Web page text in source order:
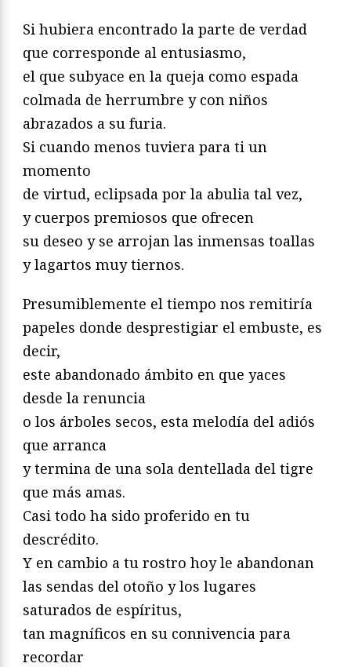
Si hubiera encontrado la parte de verdad
que corresponde al entusiasmo,
el que subyace en la queja como espada
colmada de herrumbre y con niños
abrazados a su furia.
Si cuando menos tuviera para ti un
momento
de virtud, eclipsada por la abulia tal vez,
y cuerpos premiosos que ofrecen
su deseo y se arrojan las inmensas toallas
y lagartos muy tiernos.
Presumiblemente el tiempo nos remitiría
papeles donde desprestigiar el embuste, es
decir,
este abandonado ámbito en que yaces
desde la renuncia
o los árboles secos, esta melodía del adiós
que arranca
y termina de una sola dentellada del tigre
que más amas.
Casi todo ha sido proferido en tu
descrédito.
Y en cambio a tu rostro hoy le abandonan
las sendas del otoño y los lugares
saturados de espíritus,
tan magníficos en su connivencia para
recordar